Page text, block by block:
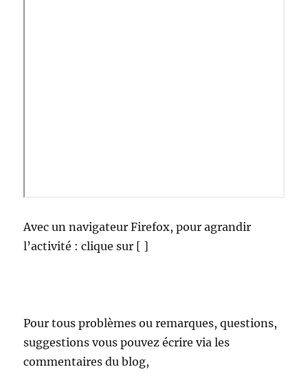
Avec un navigateur Firefox, pour agrandir
l’activité : clique sur [ ]
Pour tous problèmes ou remarques, questions,
suggestions vous pouvez écrire via les
commentaires du blog,